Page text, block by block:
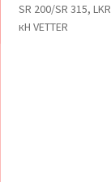
SR 200/SR 315,
кН VETTER